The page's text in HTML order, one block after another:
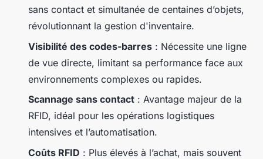
sans contact et simultanée de centaines d’objets,
révolutionnant la gestion d'inventaire.
Visibilité des codes-barres : Nécessite une ligne
de vue directe, limitant sa performance face aux
environnements complexes ou rapides.
Scannage sans contact : Avantage majeur de la
RFID, idéal pour les opérations logistiques
intensives et l’automatisation.
Coûts RFID : Plus élevés à l’achat, mais souvent